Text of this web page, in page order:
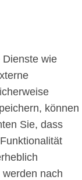
wie
können
Sie, dass
nach